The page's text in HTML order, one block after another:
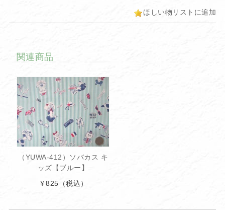
ほしい物リストに追加
関連商品
（YUWA-412）ソバカス キ
ッズ【ブルー】
￥825 （税込）